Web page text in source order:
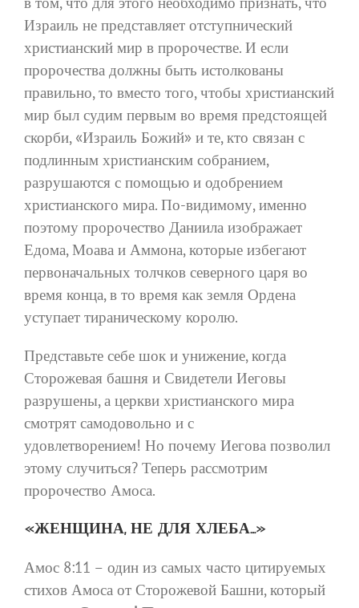
Израиль не представляет отступнический
христианский мир в пророчестве. И если
пророчества должны быть истолкованы
правильно, то вместо того, чтобы христианский
мир был судим первым во время предстоящей
скорби, «Израиль Божий» и те, кто связан с
подлинным христианским собранием,
разрушаются с помощью и одобрением
христианского мира. По-видимому, именно
поэтому пророчество Даниила изображает
Едома, Моава и Аммона, которые избегают
первоначальных толчков северного царя во
время конца, в то время как земля Ордена
уступает тираническому королю.
Представьте себе шок и унижение, когда
Сторожевая башня и Свидетели Иеговы
разрушены, а церкви христианского мира
смотрят самодовольно и с
удовлетворением! Но почему Иегова позволил
этому случиться? Теперь рассмотрим
пророчество Амоса.
«ЖЕНЩИНА, НЕ ДЛЯ ХЛЕБА…»
Амос 8:11 – один из самых часто цитируемых
стихов Амоса от Сторожевой Башни, который